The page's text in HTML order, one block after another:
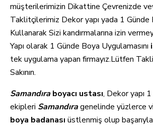
müşterilerimizin Dikattine Çevrenizde
Taklitçilerimiz Dekor yapı yada 1 Günde
Kullanarak Sizi kandırmalarına izin
Yapı olarak 1 Günde Boya Uygulamasını
tek uygulama yapan firmayız.Lütfen
Sakının.
Samandıra boyacı ustası, Dekor yapı
ekipleri Samandıragenelinde yüzlerce
boya badanası üstlenmiş olup